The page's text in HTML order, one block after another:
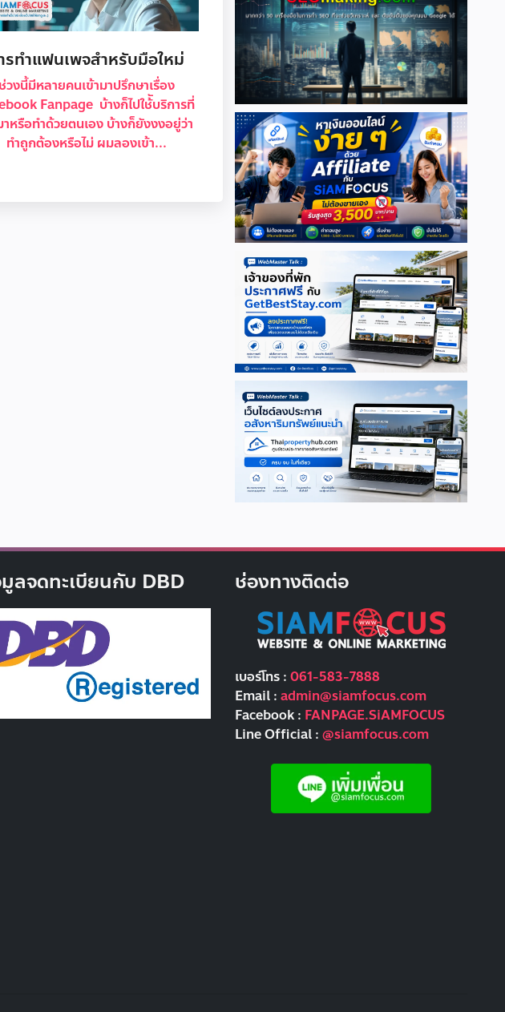
รทำแฟนเพจสำหรับมือใหม่
ช่วงนี้มีหลายคนเข้ามาปรึกษาเรื่อง
Fanpage บ้างก็ไปใช้ับริการที่
หรือทำด้วยตนเอง บ้างก็ยังงงอยู่ว่า
ทำถูกต้องหรือไม่ ผมลองเข้า...
ลจดทะเบียนกับ DBD ช่องทางติดต่อ
เบอร์โทร : 061-583-7888
Email : admin@siamfocus.com
Facebook : FANPAGE.SiAMFOCUS
Line Official : @siamfocus.com